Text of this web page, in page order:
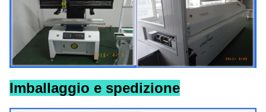
Imballaggio e spedizione